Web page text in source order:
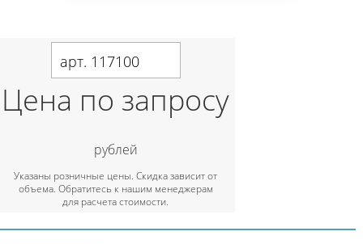
арт. 117100
Цена по запросу
рублей
Указаны розничные цены. Скидка зависит от
объема. Обратитесь к нашим менеджерам
для расчета стоимости.